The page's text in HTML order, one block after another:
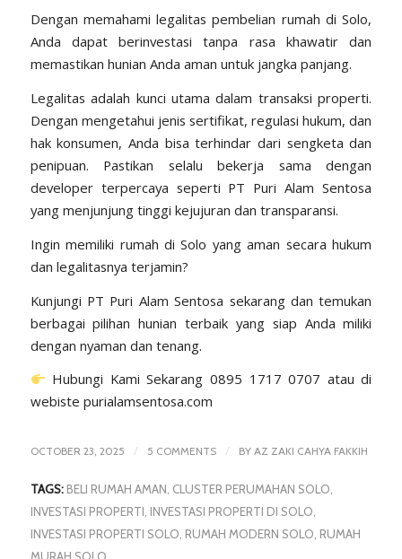
Dengan memahami legalitas pembelian rumah di Solo,
Anda dapat berinvestasi tanpa rasa khawatir dan
memastikan hunian Anda aman untuk jangka panjang.
Legalitas adalah kunci utama dalam transaksi properti.
Dengan mengetahui jenis sertifikat, regulasi hukum, dan
hak konsumen, Anda bisa terhindar dari sengketa dan
penipuan. Pastikan selalu bekerja sama dengan
developer terpercaya seperti PT Puri Alam Sentosa
yang menjunjung tinggi kejujuran dan transparansi.
Ingin memiliki rumah di Solo yang aman secara hukum
dan legalitasnya terjamin?
Kunjungi PT Puri Alam Sentosa sekarang dan temukan
berbagai pilihan hunian terbaik yang siap Anda miliki
dengan nyaman dan tenang.
Hubungi Kami Sekarang 0895 1717 0707 atau di
webiste purialamsentosa.com
OCTOBER 23, 2025 / 5 COMMENTS / BY AZ ZAKI CAHYA FAKKIH
TAGS: BELI RUMAH AMAN CLUSTER PERUMAHAN SOLO
INVESTASI PROPERTI INVESTASI PROPERTI DI SOLO
INVESTASI PROPERTI SOLO RUMAH MODERN SOLO RUMAH